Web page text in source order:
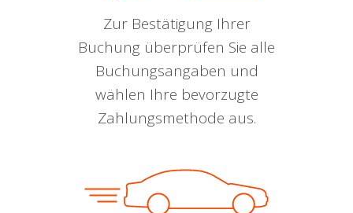
Zur Bestätigung Ihrer
Buchung überprüfen Sie alle
Buchungsangaben und
wählen Ihre bevorzugte
Zahlungsmethode aus.